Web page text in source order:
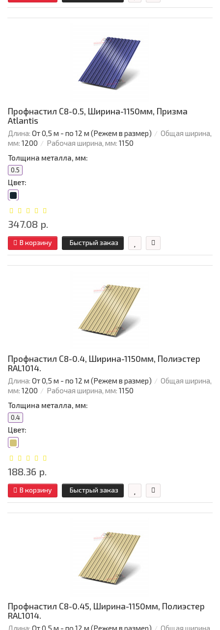
Профнастил С8-0.5, Ширина-1150мм, Призма
Atlantis
Длина: От 0,5 м - по 12 м (Режем в размер)
Общая ширина,
мм: 1200 Рабочая ширина, мм: 1150
Толщина металла, мм:
0.5
Цвет:
347.08 р.
В корзину Быстрый заказ
Профнастил С8-0.4, Ширина-1150мм, Полиэстер
RAL1014.
Длина: От 0,5 м - по 12 м (Режем в размер)
Общая ширина,
мм: 1200 Рабочая ширина, мм: 1150
Толщина металла, мм:
0.4
Цвет:
188.36 р.
В корзину Быстрый заказ
Профнастил С8-0.45, Ширина-1150мм, Полиэстер
RAL1014.
Длина: От 0,5 м - по 12 м (Режем в размер) Общая ширина,